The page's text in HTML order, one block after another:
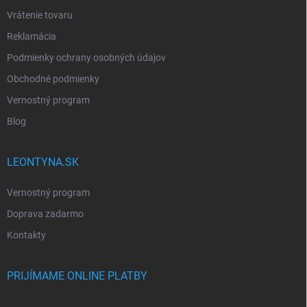
Vrátenie tovaru
Reklamácia
Podmienky ochrany osobných údajov
Obchodné podmienky
Vernostný program
Blog
LEONTYNA.SK
Vernostný program
Doprava zadarmo
Kontakty
PRIJÍMAME ONLINE PLATBY